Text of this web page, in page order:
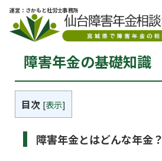
運営：さかもと社労士事務所
障害年金の基礎知識
目次 [表示]
障害年金とはどんな年金？